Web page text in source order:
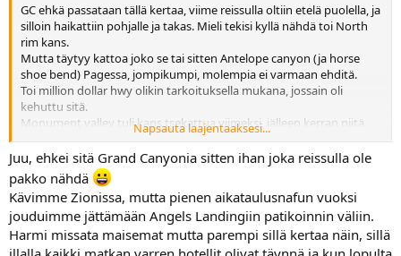
GC ehkä passataan tällä kertaa, viime reissulla oltiin etelä puolella, ja
silloin haikattiin pohjalle ja takas. Mieli tekisi kyllä nähdä toi North
rim kans.
Mutta täytyy kattoa joko se tai sitten Antelope canyon (ja horse
shoe bend) Pagessa, jompikumpi, molempia ei varmaan ehditä.
Toi million dollar hwy olikin tarkoituksella mukana, jossain oli
kehuttu sitä.
Monument valley tuli kans tsekattua viimeksi, jälleen kerran niitä
paikkoja jotka on vaan pakko kokea livenä.
Kävittekö viime reissulla myös Zionissa?
Tsekkasitteko joitain kävelyreittejä, vai läpikulkumatkalla?
Zionin Angels landing oli meidän viime reissun yksi ehdoton
kohokohta, ja itseasiassa ainoa paikka joka haluttiin ehdottomasti
mukaan tällekkin reissulle.
Aaa..kävittekö Black canyonissakin, Gunnisonissa? Millanen oli?
Toi loveland pass olikin uusi mulle, täytyy tarkemmin tutkin kaikkia
Napsauta laajentaaksesi...
Juu, ehkei sitä Grand Canyonia sitten ihan joka reissulla ole
pakko nähdä
Kävimme Zionissa, mutta pienen aikataulusnafun vuoksi
jouduimme jättämään Angels Landingiin patikoinnin väliin.
Harmi missata maisemat mutta parempi sillä kertaa näin, sillä